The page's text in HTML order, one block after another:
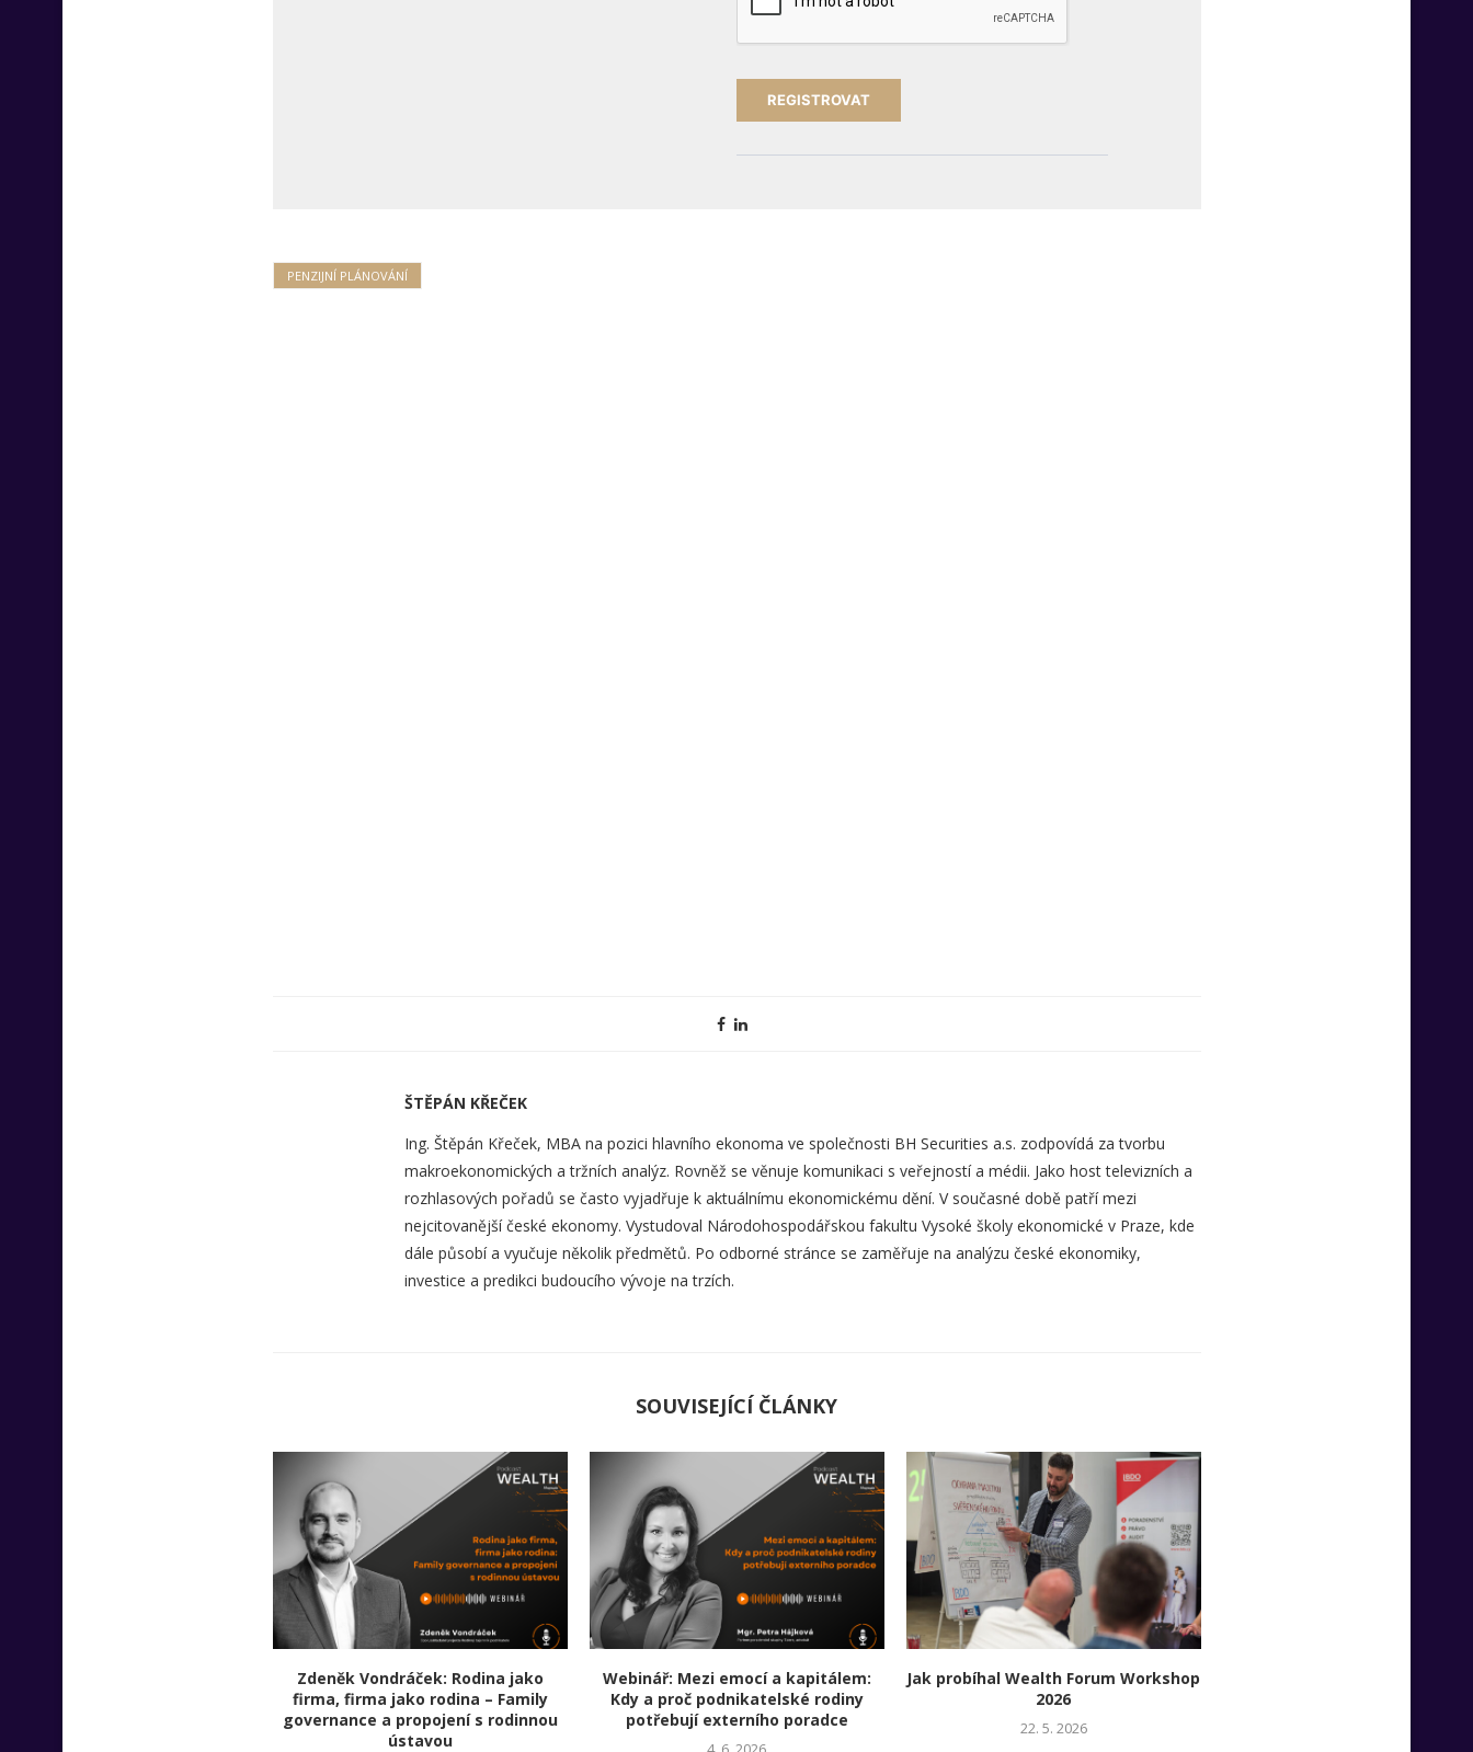
PENZIJNÍ PLÁNOVÁNÍ
ŠTĚPÁN KŘEČEK
Ing. Štěpán Křeček, MBA na pozici hlavního ekonoma ve společnosti BH Securities a.s. zodpovídá za tvorbu
makroekonomických a tržních analýz. Rovněž se věnuje komunikaci s veřejností a médii. Jako host televizních a
rozhlasových pořadů se často vyjadřuje k aktuálnímu ekonomickému dění. V současné době patří mezi
nejcitovanější české ekonomy. Vystudoval Národohospodářskou fakultu Vysoké školy ekonomické v Praze, kde
dále působí a vyučuje několik předmětů. Po odborné stránce se zaměřuje na analýzu české ekonomiky,
investice a predikci budoucího vývoje na trzích.
SOUVISEJÍCÍ ČLÁNKY
Zdeněk Vondráček: Rodina jako
firma, firma jako rodina – Family
governance a propojení s rodinnou
ústavou
Webinář: Mezi emocí a kapitálem:
Kdy a proč podnikatelské rodiny
potřebují externího poradce
Jak probíhal Wealth Forum Workshop
2026
22. 5. 2026